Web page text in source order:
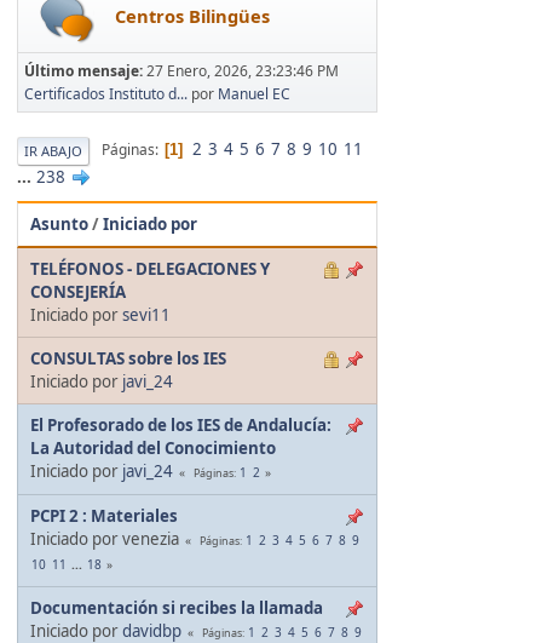
Centros Bilingües
Último mensaje:27 Enero, 2026, 23:23:46 PM
Certificados Instituto d... por Manuel EC
IR ABAJO Páginas 1 2 3 4 5 6 7 8 9 10 11
... 238
Asunto/Iniciado por
TELÉFONOS - DELEGACIONES Y
CONSEJERÍA
Iniciado porsevi11
CONSULTAS sobre los IES
Iniciado por javi_24
El Profesorado de los IES de Andalucía:
La Autoridad del Conocimiento
Iniciado por javi_24 Páginas 1 2
PCPI 2 : Materiales
Iniciado por venezia
Páginas 1 2 3 4 5 6 7 8 9
10 11 ... 18
Documentación si recibes la llamada
Iniciado pordavidbp Páginas 1 2 3 4 5 6 7 8 9